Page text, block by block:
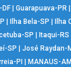
DF| Guarapuava-PR|
Ilha Bela-SP Ilha
SP Itaqui-RS
SP José Raydan-
PI MANAUS-AM